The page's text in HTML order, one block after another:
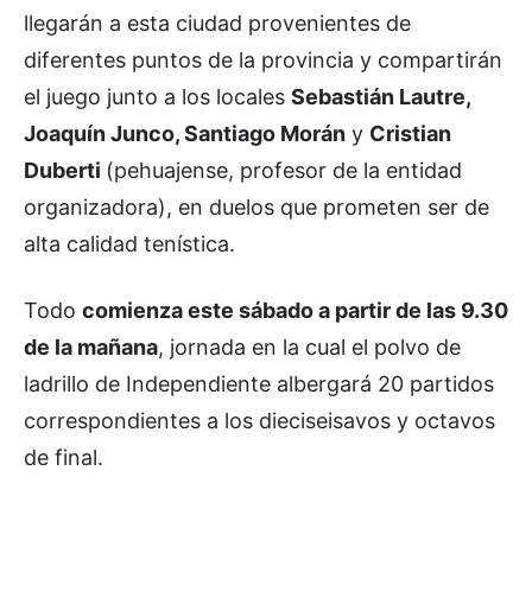
llegarán a esta ciudad provenientes de
diferentes puntos de la provincia y compartirán
el juego junto a los locales Sebastián Lautre,
Joaquín Junco, Santiago Morán y Cristian
Duberti (pehuajense, profesor de la entidad
organizadora), en duelos que prometen ser de
alta calidad tenística.
Todo comienza este sábado a partir de las 9.30
de la mañana, jornada en la cual el polvo de
ladrillo de Independiente albergará 20 partidos
correspondientes a los dieciseisavos y octavos
de final.